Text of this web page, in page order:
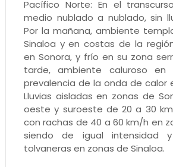
Pacífico Norte: En el
medio nublado a nublado, sin
Por la mañana, ambiente
Sinaloa y en costas de la
en Sonora, y frío en su zona
tarde, ambiente caluroso en
prevalencia de la onda de calor
Lluvias aisladas en zonas de
oeste y suroeste de 20 a 30
con rachas de 40 a 60 km/h en
siendo de igual intensidad
tolvaneras en zonas de Sinaloa.